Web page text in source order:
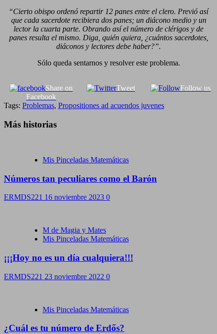
“Cierto obispo ordenó repartir 12 panes entre el clero. Previó así
que cada sacerdote recibiera dos panes; un diácono medio y un
lector la cuarta parte. Obrando así el número de clérigos y de
panes resulta el mismo. Diga, quién quiera, ¿cuántos sacerdotes,
diáconos y lectores debe haber?”.
Sólo queda sentarnos y resolver este problema.
Share on
Facebook
Tweet Follow us
Tags: Problemas, Propositiones ad acuendos juvenes
Más historias
Mis Pinceladas Matemáticas
Números tan peculiares como el Barón
ERMDS221 16 noviembre 2023 0
M de Magia y Mates
Mis Pinceladas Matemáticas
¡¡¡Hoy no es un día cualquiera!!!
ERMDS221 23 noviembre 2022 0
Mis Pinceladas Matemáticas
¿Cuál es tu número de Erdős?